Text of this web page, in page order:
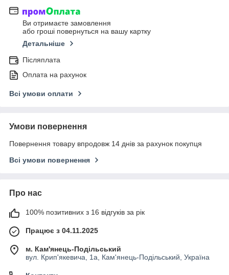
Ви отримаєте замовлення
або гроші повернуться на вашу картку
Детальніше
Післяплата
Оплата на рахунок
Всі умови оплати
Умови повернення
Повернення товару впродовж 14 днів за рахунок покупця
Всі умови повернення
Про нас
100% позитивних з 16 відгуків за рік
Працює з 04.11.2025
м. Кам'янець-Подільський
вул. Крип'якевича, 1а, Кам'янець-Подільський, Україна